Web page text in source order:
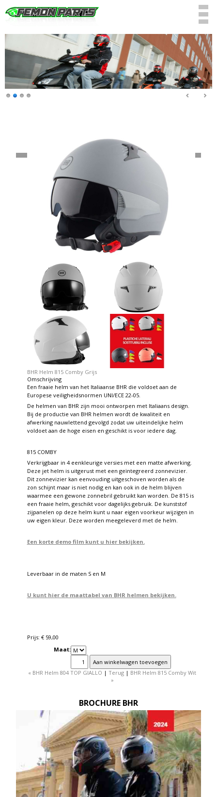
BHR Helm 815 Comby Grijs
Omschrijving
Een fraaie helm van het Italiaanse BHR die voldoet aan de
Europese veiligheidsnormen UNI/ECE 22-05.
De helmen van BHR zijn mooi ontworpen met Italiaans design.
Bij de productie van BHR helmen wordt de kwaliteit en
afwerking nauwlettend gevolgd zodat uw uiteindelijke helm
voldoet aan de hoge eisen en geschikt is voor iedere dag.
815 COMBY
Verkrijgbaar in 4 eenkleurige versies met een matte afwerking.
Deze jet helm is uitgerust met een geïntegreerd zonnevizier.
Dit zonnevizier kan eenvouding uitgeschoven worden als de
zon schijnt maar is niet nodig en kan ook in de helm blijven
waarmee een gewone zonnebril gebruikt kan worden. De 815 is
een fraaie helm, geschikt voor dagelijks gebruik. De kunststof
zijpanelen op deze helm kunt u naar eigen voorkeur wijzigen in
uw eigen kleur. Deze worden meegeleverd met de helm.
Een korte demo film kunt u hier bekijken.
Leverbaar in de maten S en M
U kunt hier de maattabel van BHR helmen bekijken.
Prijs: € 59,00
Maat:
« BHR Helm 804 TOP GIALLO |Terug | BHR Helm 815 Comby Wit
»
BROCHURE BHR